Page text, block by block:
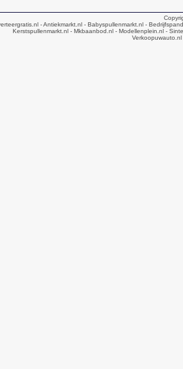
- Antiekmarkt.nl - Babyspullenmarkt.nl -
Kerstspullenmarkt.nl- Mkbaanbod.nl- Modellenplein.nl-
Verkoopuwauto.nl